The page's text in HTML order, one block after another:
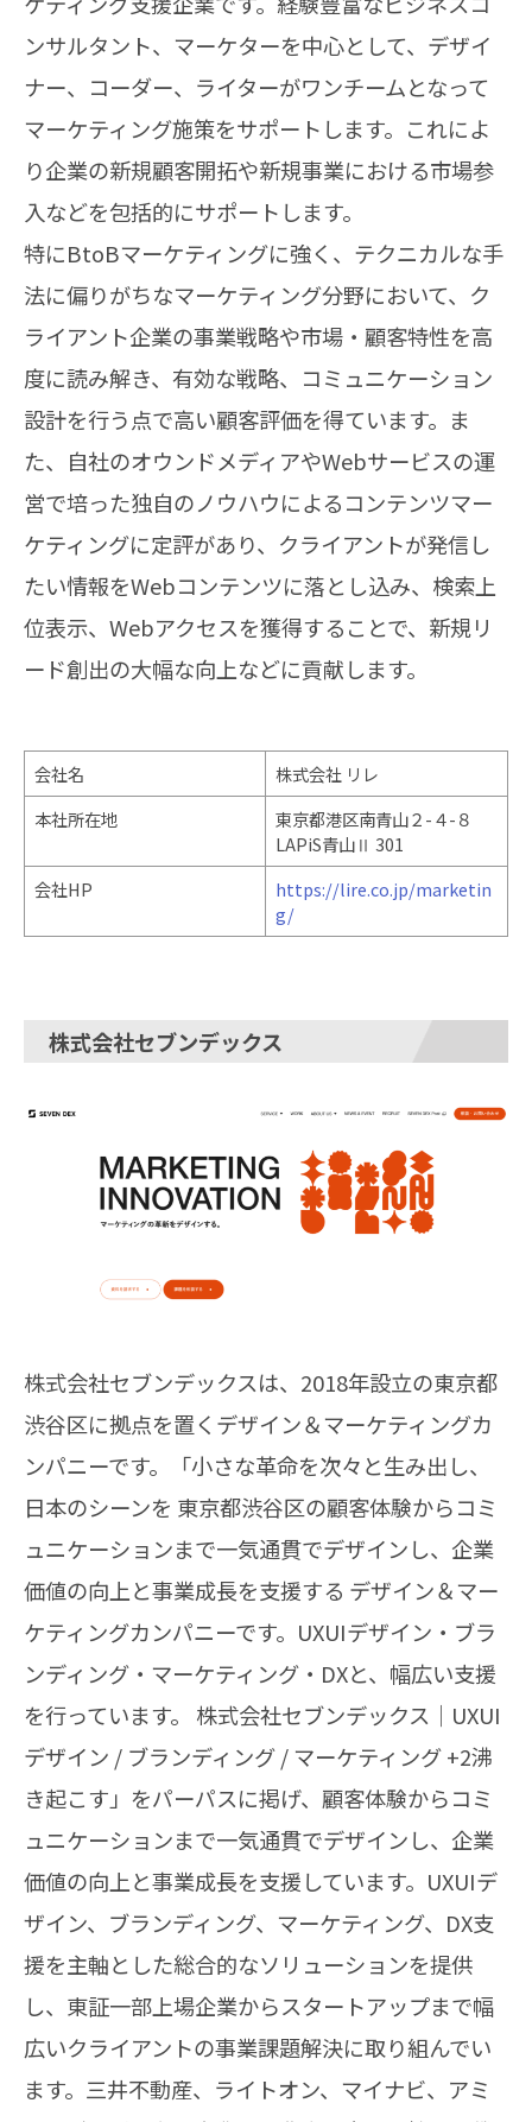
ンサルタント、マーケターを中心として、デザイ
ナー、コーダー、ライターがワンチームとなって
マーケティング施策をサポートします。これによ
り企業の新規顧客開拓や新規事業における市場参
入などを包括的にサポートします。
特にBtoBマーケティングに強く、テクニカルな手
法に偏りがちなマーケティング分野において、ク
ライアント企業の事業戦略や市場・顧客特性を高
度に読み解き、有効な戦略、コミュニケーション
設計を行う点で高い顧客評価を得ています。ま
た、自社のオウンドメディアやWebサービスの運
営で培った独自のノウハウによるコンテンツマー
ケティングに定評があり、クライアントが発信し
たい情報をWebコンテンツに落とし込み、検索上
位表示、Webアクセスを獲得することで、新規リ
ード創出の大幅な向上などに貢献します。
会社名
株式会社 リレ
本社所在地
東京都港区南青山２-４-８
LAPiS青山Ⅱ 301
会社HP
https://lire.co.jp/marketin
g/
株式会社セブンデックス
株式会社セブンデックスは、2018年設立の東京都
渋谷区に拠点を置くデザイン＆マーケティングカ
ンパニーです。「小さな革命を次々と生み出し、
日本のシーンを 東京都渋谷区の顧客体験からコミ
ュニケーションまで一気通貫でデザインし、企業
価値の向上と事業成長を支援する デザイン＆マー
ケティングカンパニーです。UXUIデザイン・ブラ
ンディング・マーケティング・DXと、幅広い支援
を行っています。 株式会社セブンデックス｜UXUI
デザイン / ブランディング / マーケティング +2沸
き起こす」をパーパスに掲げ、顧客体験からコミ
ュニケーションまで一気通貫でデザインし、企業
価値の向上と事業成長を支援しています。UXUIデ
ザイン、ブランディング、マーケティング、DX支
援を主軸とした総合的なソリューションを提供
し、東証一部上場企業からスタートアップまで幅
広いクライアントの事業課題解決に取り組んでい
ます。三井不動産、ライトオン、マイナビ、アミ